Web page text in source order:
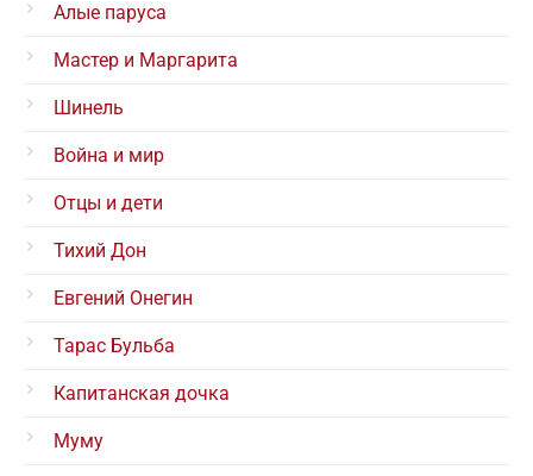
Алые паруса
Мастер и Маргарита
Шинель
Война и мир
Отцы и дети
Тихий Дон
Евгений Онегин
Тарас Бульба
Капитанская дочка
Муму